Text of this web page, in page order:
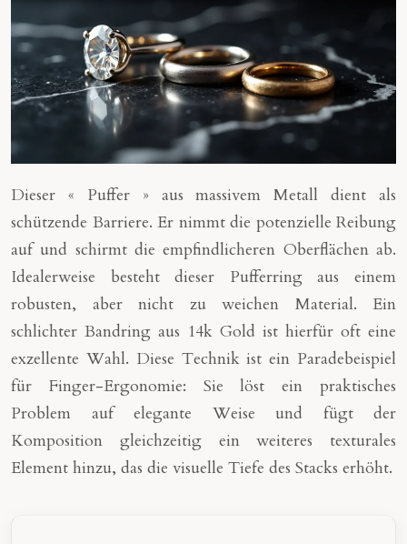
Dieser « Puffer » aus massivem Metall dient als
schützende Barriere. Er nimmt die potenzielle Reibung
auf und schirmt die empfindlicheren Oberflächen ab.
Idealerweise besteht dieser Pufferring aus einem
robusten, aber nicht zu weichen Material. Ein
schlichter Bandring aus 14k Gold ist hierfür oft eine
exzellente Wahl. Diese Technik ist ein Paradebeispiel
für Finger-Ergonomie: Sie löst ein praktisches
Problem auf elegante Weise und fügt der
Komposition gleichzeitig ein weiteres texturales
Element hinzu, das die visuelle Tiefe des Stacks erhöht.